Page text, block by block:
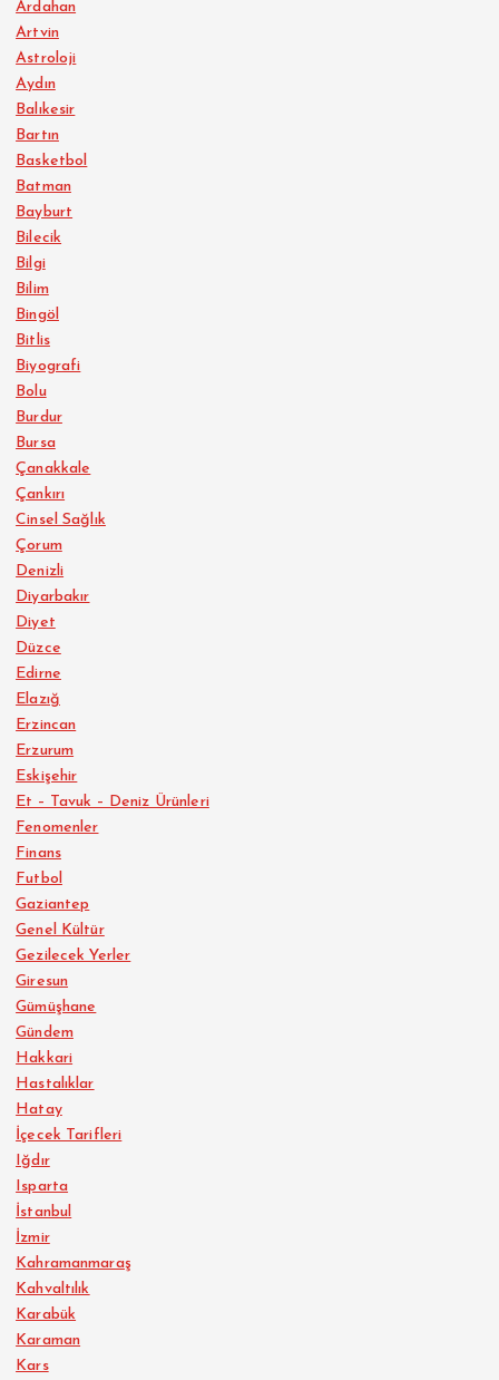
Ardahan
Artvin
Astroloji
Aydın
Balıkesir
Bartın
Basketbol
Batman
Bayburt
Bilecik
Bilgi
Bilim
Bingöl
Bitlis
Biyografi
Bolu
Burdur
Bursa
Çanakkale
Çankırı
Cinsel Sağlık
Çorum
Denizli
Diyarbakır
Diyet
Düzce
Edirne
Elazığ
Erzincan
Erzurum
Eskişehir
Et – Tavuk – Deniz Ürünleri
Fenomenler
Finans
Futbol
Gaziantep
Genel Kültür
Gezilecek Yerler
Giresun
Gümüşhane
Gündem
Hakkari
Hastalıklar
Hatay
İçecek Tarifleri
Iğdır
Isparta
İstanbul
İzmir
Kahramanmaraş
Kahvaltılık
Karabük
Karaman
Kars